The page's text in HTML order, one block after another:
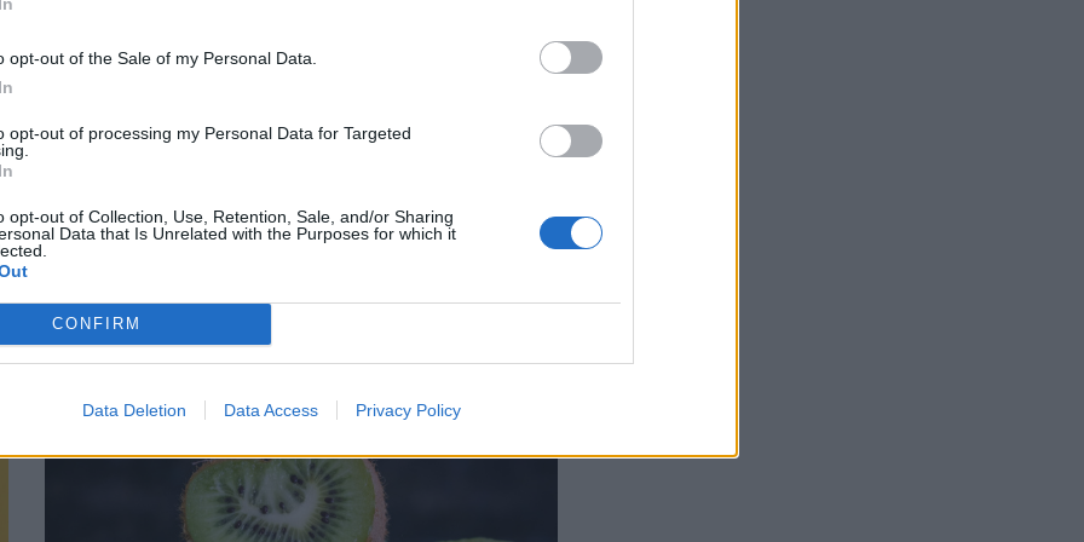
opt-out of the Sale of my Personal Data.
opt-out of processing my Personal Data for Targeted
opt-out of Collection, Use, Retention, Sale, and/or Sharing
Data that Is Unrelated with the Purposes for which it
CONFIRM
Data Deletion Data Access Privacy Policy
Κόλιανδρος: Το βότανο που συνδέεται
με τη μείωση της φλεγμονής, του
πόσιμο νερό
ΥΓΕΊΑ 05/08/2026 - 17:14